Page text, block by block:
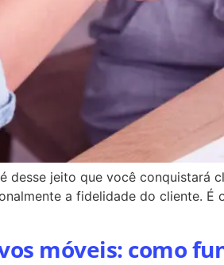
desse jeito que você conquistará
a fidelidade do cliente.
móveis: como